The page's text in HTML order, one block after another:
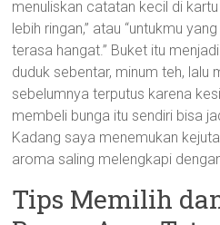
menuliskan catatan kecil di
lebih ringan,” atau “untukmu
terasa hangat.” Buket itu
duduk sebentar, minum teh, lalu
sebelumnya terputus karena
membeli bunga itu sendiri bisa
Kadang saya menemukan
aroma saling melengkapi
Tips Memilih